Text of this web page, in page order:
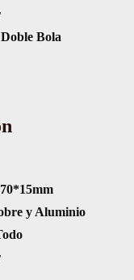
Bola
y Aluminio